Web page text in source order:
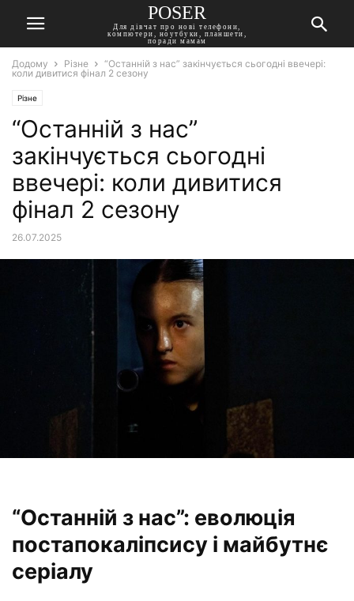
POSER
Для дівчат про нові телефони,
компютери, ноутбуки, планшети,
поради мамам
Додому Різне
“Останній з нас” закінчується сьогодні ввечері:
коли дивитися фінал 2 сезону
Різне
“Останній з нас”
закінчується сьогодні
ввечері: коли дивитися
фінал 2 сезону
26.07.2025
“Останній з нас”: еволюція
постапокаліпсису і майбутнє
серіалу